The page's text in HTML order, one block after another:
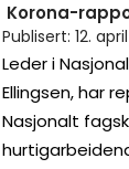
Korona-
Publisert: 12.
Leder i
Ellingsen, har
Nasjonalt